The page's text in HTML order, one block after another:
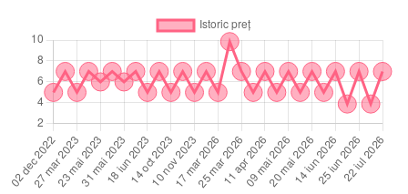
plastic cu pulverizator 300 ml este ideal in primul rand
pentru pastrarea cleaner-ului, datorita capacitatii sale
de a pulveriza instant peste unghie solutia dorita in
momentul degresarii. Recipientul din plastic cu
pulverizator iti va permite sa dezpozitezi pana la 300 ml
de solutie.